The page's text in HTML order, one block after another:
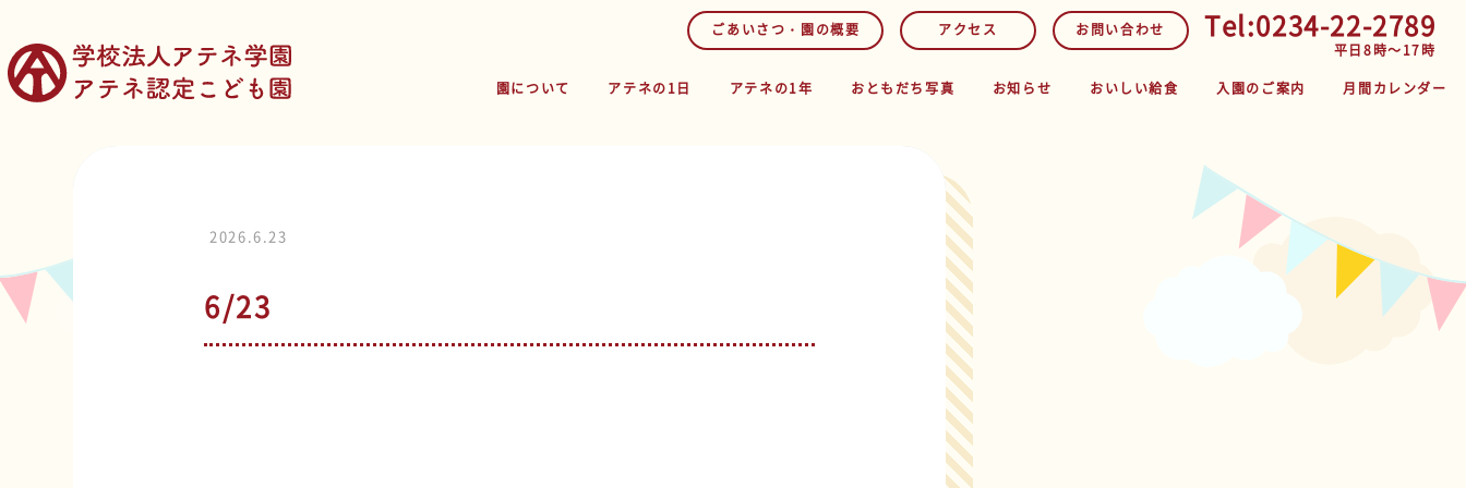
ごあいさつ・園の概要 アクセス お問い合わせ Tel:0234-22-2789
平日8時～17時
園について
アテネの1日 アテネの1年 おともだち写真 お知らせ おいしい給食 入園のご案内 月間カレンダー
2026.6.23
6/23